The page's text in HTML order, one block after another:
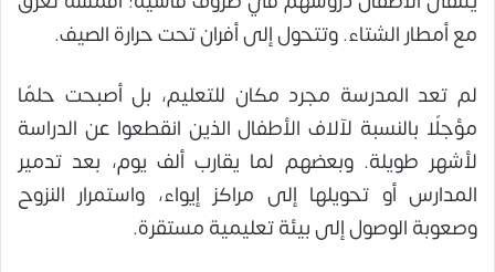
مع أمطار الشتاء. وتتحول إلى أفران تحت حرارة الصيف.
لم تعد المدرسة مجرد مكان للتعليم، بل أصبحت حلمًا
مؤجلًا بالنسبة لآلاف الأطفال الذين انقطعوا عن الدراسة
لأشهر طويلة. وبعضهم لما يقارب ألف يوم، بعد تدمير
المدارس أو تحويلها إلى مراكز إيواء، واستمرار النزوح
وصعوبة الوصول إلى بيئة تعليمية مستقرة.